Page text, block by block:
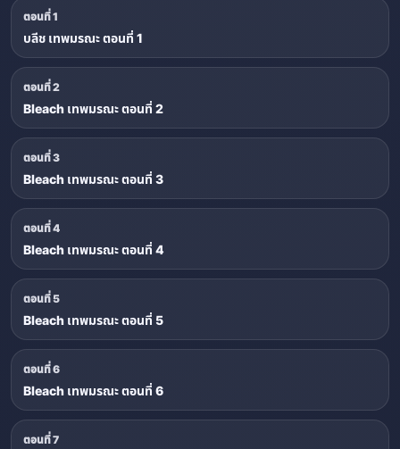
ตอนที่ 1
บลีช เทพมรณะ ตอนที่ 1
ตอนที่ 2
Bleach เทพมรณะ ตอนที่ 2
ตอนที่ 3
Bleach เทพมรณะ ตอนที่ 3
ตอนที่ 4
Bleach เทพมรณะ ตอนที่ 4
ตอนที่ 5
Bleach เทพมรณะ ตอนที่ 5
ตอนที่ 6
Bleach เทพมรณะ ตอนที่ 6
ตอนที่ 7